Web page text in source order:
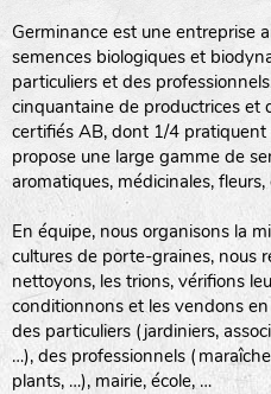
Germinance est une entreprise
semences biologiques et
particuliers et des
cinquantaine de productrices et
certifiés AB, dont 1/4
propose une large gamme de
aromatiques, médicinales,
En équipe, nous organisons la
cultures de porte-graines, nous
nettoyons, les trions, vérifions
conditionnons et les vendons
des particuliers (jardiniers,
…), des professionnels
plants, …), mairie, école, …